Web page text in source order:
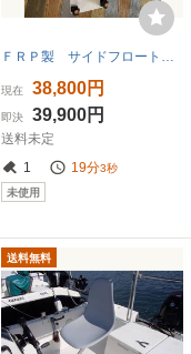
ＦＲＰ製 サイドフロート 汎用
現在 38,800円
即決 39,900円
送料未定
1
19分2秒
未使用
送料無料